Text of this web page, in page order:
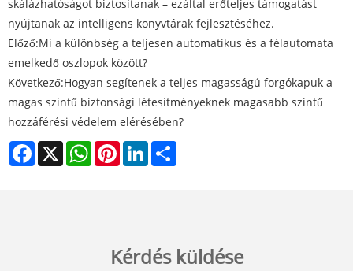
skálázhatóságot biztosítanak – ezáltal erőteljes támogatást
nyújtanak az intelligens könyvtárak fejlesztéséhez.
Előző:Mi a különbség a teljesen automatikus és a félautomata
emelkedő oszlopok között?
Következő:​Hogyan segítenek a teljes magasságú forgókapuk a
magas szintű biztonsági létesítményeknek magasabb szintű
hozzáférési védelem elérésében?
Facebook
X WhatsAppPinterestLinkedIn
Kérdés küldése